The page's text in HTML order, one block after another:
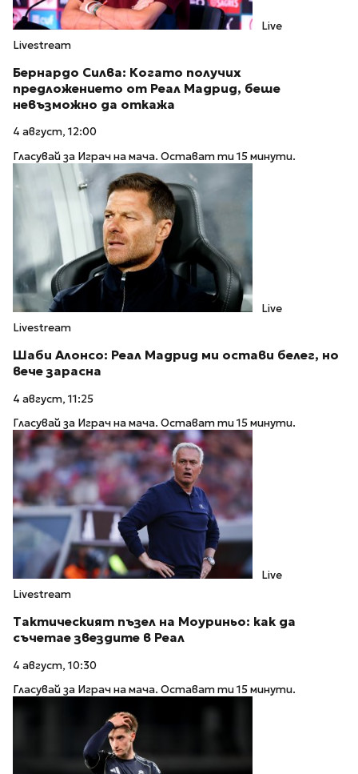
Live
Livestream
Бернардо Силва: Когато получих
предложението от Реал Мадрид, беше
невъзможно да откажа
4 август, 12:00
Гласувай за Играч на мача. Остават ти 15 минути.
Live
Livestream
Шаби Алонсо: Реал Мадрид ми остави белег, но
вече зарасна
4 август, 11:25
Гласувай за Играч на мача. Остават ти 15 минути.
Live
Livestream
Тактическият пъзел на Моуриньо: как да
съчетае звездите в Реал
4 август, 10:30
Гласувай за Играч на мача. Остават ти 15 минути.